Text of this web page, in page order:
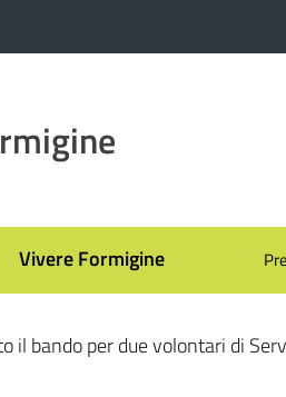
Vivere Formigine
il bando per due volontari di